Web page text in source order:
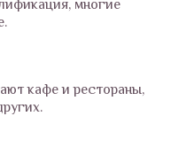
многие
кафе и рестораны,